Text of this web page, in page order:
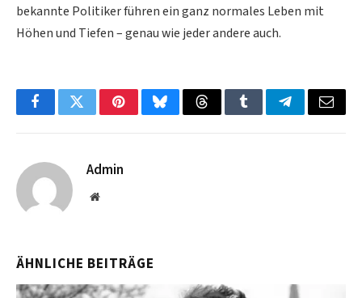
bekannte Politiker führen ein ganz normales Leben mit
Höhen und Tiefen – genau wie jeder andere auch.
FacebookTwitterPinterestBlueskyThreadsTumblrTelegramEmail
Admin
Website
ÄHNLICHE BEITRÄGE